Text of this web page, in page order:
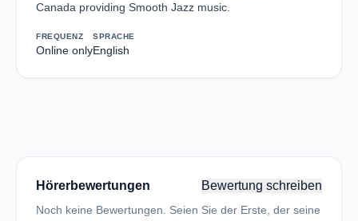
Canada providing Smooth Jazz music.
FREQUENZ
Online only
SPRACHE
English
Hörerbewertungen Bewertung schreiben
Noch keine Bewertungen. Seien Sie der Erste, der seine